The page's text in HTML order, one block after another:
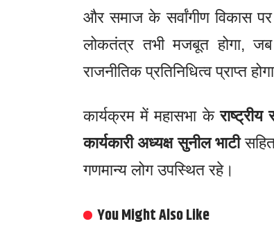
और समाज के सर्वांगीण विकास
लोकतंत्र तभी मजबूत होगा,
राजनीतिक प्रतिनिधित्व प्राप्त
कार्यक्रम में महासभा के
कार्यकारी अध्यक्ष सुनील भाटीसहित
गणमान्य लोग उपस्थित रहे।
You Might Also Like